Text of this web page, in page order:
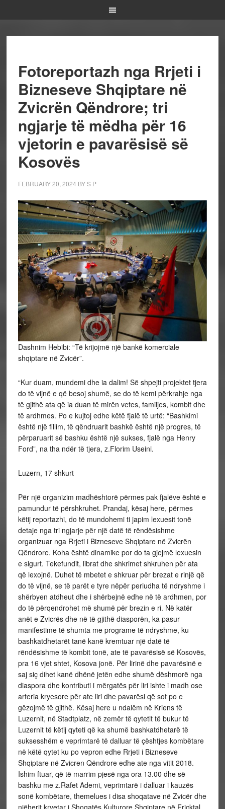
Fotoreportazh nga Rrjeti i
Bizneseve Shqiptare në
Zvicrën Qëndrore; tri
ngjarje të mëdha për 16
vjetorin e pavarësisë së
Kosovës
FEBRUARY 20, 2024 BYS P
Dashnim Hebibi: “Të krijojmë një bankë komerciale
shqiptare në Zvicër”.
“Kur duam, mundemi dhe ia dalim! Së shpejti projektet tjera
do të vijnë e që besoj shumë, se do të kemi përkrahje nga
të gjithë ata që ia duan të mirën vetes, familjes, kombit dhe
të ardhmes. Po e kujtoj edhe këtë fjalë të urtë: “Bashkimi
është një fillim, të qëndruarit bashkë është një progres, të
përparuarit së bashku është një sukses, fjalë nga Henry
Ford”, na tha ndër të tjera, z.Florim Useini.
Luzern, 17 shkurt
Për një organizim madhështorë përmes pak fjalëve është e
pamundur të përshkruhet. Prandaj, kësaj here, përmes
këtij reportazhi, do të mundohemi ti japim lexuesit tonë
detaje nga tri ngjarje për një datë të rëndësishme
organizuar nga Rrjeti i Bizneseve Shqiptare në Zvicrën
Qëndrore. Koha është dinamike por do ta gjejmë lexuesin
e sigurt. Tekefundit, librat dhe shkrimet shkruhen për ata
që lexojnë. Duhet të mbetet e shkruar për brezat e rinjë që
do të vijnë, se të parët e tyre nëpër periudha të ndryshme i
shërbyen atdheut dhe i shërbejnë edhe në të ardhmen, por
do të përqendrohet më shumë për brezin e ri. Në katër
anët e Zvicrës dhe në të gjithë diasporën, ka pasur
manifestime të shumta me programe të ndryshme, ku
bashkatdhetarët tanë kanë kremtuar një datë të
rëndësishme të kombit tonë, ate të pavarësisë së Kosovës,
pra 16 vjet shtet, Kosova jonë. Për lirinë dhe pavarësinë e
saj siç dihet kanë dhënë jetën edhe shumë dëshmorë nga
diaspora dhe kontributi i mërgatës për liri ishte i madh ose
arteria kryesore për ate liri dhe pavarësi që sot po e
gëzojmë të gjithë. Kësaj here u ndalëm në Kriens të
Luzernit, në Stadtplatz, në zemër të qytetit të bukur të
Luzernit të këtij qyteti që ka shumë bashkatdhetarë të
suksesshëm e veprimtarë të dalluar të çështjes kombëtare
në këtë qytet ku po vepron edhe Rrjeti i Bizneseve
Shqiptare në Zvicren Qëndrore edhe ate nga vitit 2018.
Ishim ftuar, që të marrim pjesë nga ora 13.00 dhe së
bashku me z.Rafet Ademi, veprimtarë i dalluar i kauzës
sonë kombëtare, themelues i disa shoqatave në Zvicër dhe